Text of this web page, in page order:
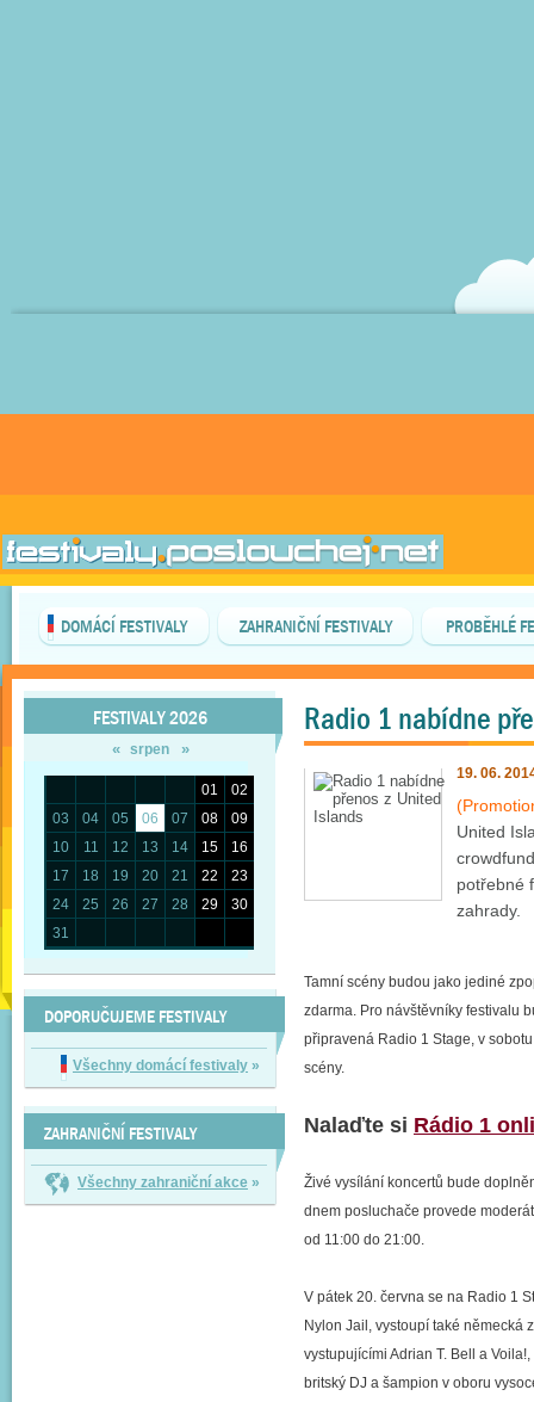
DOMÁCÍ FESTIVALY ZAHRANIČNÍ FESTIVALY PROBĚHLÉ
FESTIVALY 2026
« srpen »
01
02
03
04 05 06 07 08
09
10
11 12 13 14 15
16
17
18 19 20 21 22
23
24
25 26 27 28 29
30
31
DOPORUČUJEME FESTIVALY
Všechny domácí festivaly »
ZAHRANIČNÍ FESTIVALY
Všechny zahraniční akce »
Radio 1 nabídne
19. 06.
United
potřebné
zahrady.
Tamní scény budou jako jediné
zdarma. Pro návštěvníky festivalu
připravená Radio 1 Stage, v
scény.
Nalaďte si Rádio 1
Živé vysílání koncertů bude
dnem posluchače provede
od 11:00 do 21:00.
V pátek 20. června se na Radio 1
Nylon Jail, vystoupí také německá
vystupujícími Adrian T. Bell a
britský DJ a šampion v oboru